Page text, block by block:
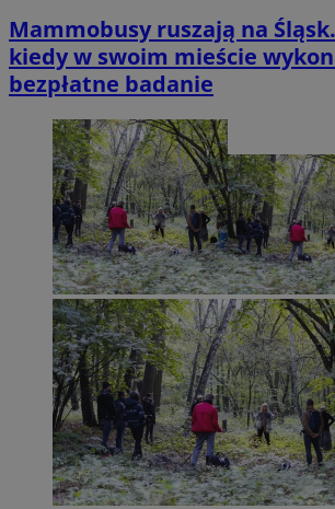
Mammobusy ruszają na
kiedy w swoim mieście
bezpłatne badanie